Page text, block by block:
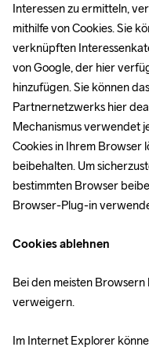
Interessen zu ermitteln,
mithilfe von Cookies. Sie
verknüpften
von Google, der hier
hinzufügen. Sie können
Partnernetzwerks hier
Mechanismus verwendet
Cookies in Ihrem Browser
beibehalten. Um
bestimmten Browser
Browser-Plug-in
Cookies ablehnen
Bei den meisten Browsern
verweigern.
Im Internet Explorer